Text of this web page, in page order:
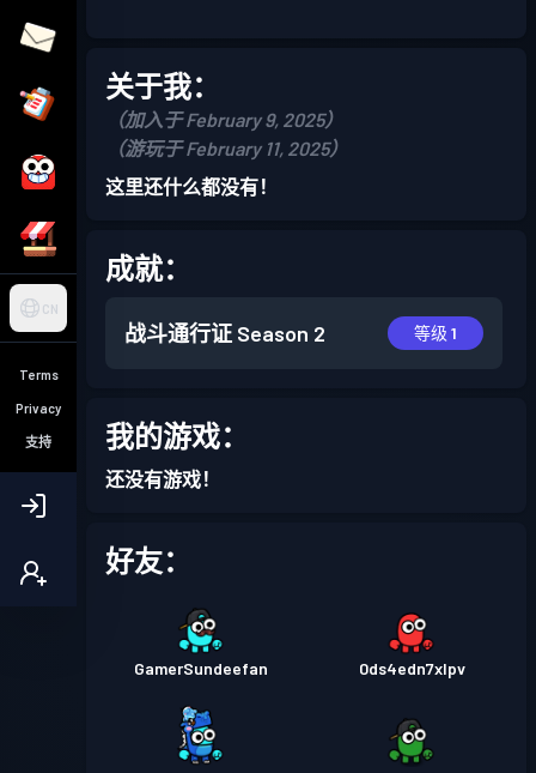
CN
Terms
Privacy
支持
关于我：
（加入于 February 9, 2025）
（游玩于 February 11, 2025）
这里还什么都没有！
成就：
战斗通行证 Season 2 等级 1
我的游戏：
还没有游戏！
好友：
GamerSundeefan 0ds4edn7xlpv